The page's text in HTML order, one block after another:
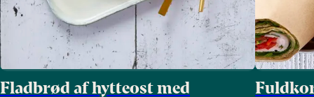
Fladbrød af hytteost med